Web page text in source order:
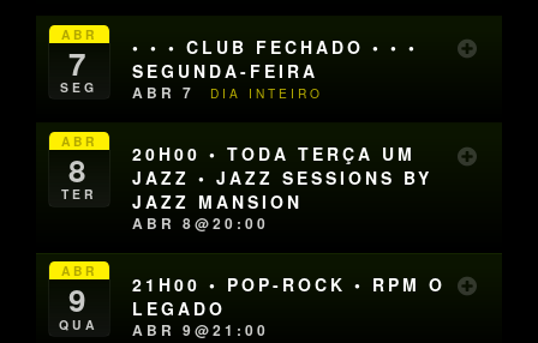
ABR
7
SEG
• • • CLUB FECHADO • • •
SEGUNDA-FEIRA
ABR 7 DIA INTEIRO
ABR
8
TER
20H00 • TODA TERÇA UM
JAZZ • JAZZ SESSIONS BY
JAZZ MANSION
ABR 8@20:00
ABR
9
QUA
21H00 • POP-ROCK • RPM O
LEGADO
ABR 9@21:00